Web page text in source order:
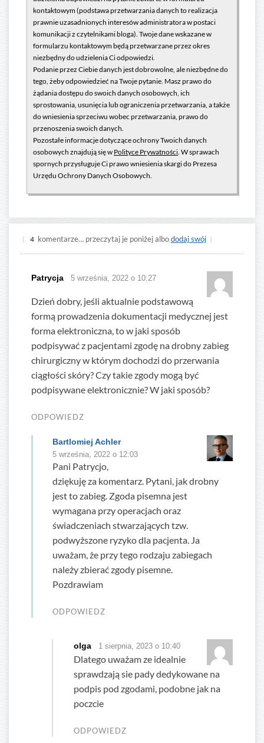
kontaktowym (podstawa przetwarzania danych to realizacja
prawnie uzasadnionych interesów administratora w postaci
komunikacji z czytelnikami bloga). Twoje dane wskazane w
formularzu kontaktowym będą przetwarzane przez okres
niezbędny do udzielenia Ci odpowiedzi.
Podanie przez Ciebie danych jest dobrowolne, ale niezbędne do
tego, żeby odpowiedzieć na Twoje pytanie. Masz prawo do
żądania dostępu do swoich danych osobowych, ich
sprostowania, usunięcia lub ograniczenia przetwarzania, a także
do wniesienia sprzeciwu wobec przetwarzania, prawo do
przenoszenia swoich danych.
Pozostałe informacje dotyczące ochrony Twoich danych
osobowych znajdują się w Polityce Prywatności. W sprawach
spornych przysługuje Ci prawo wniesienia skargi do Prezesa
Urzędu Ochrony Danych Osobowych.
{ 4 komentarze… przeczytaj je poniżej albododaj swój }
Patrycja 5 września, 2022 o 10:27
Dzień dobry, jeśli aktualnie podstawową
formą prowadzenia dokumentacji medycznej jest
forma elektroniczna, to w jaki sposób
podpisywać z pacjentami zgodę na drobny zabieg
chirurgiczny w którym dochodzi do przerwania
ciągłości skóry? Czy takie zgody mogą być
podpisywane elektronicznie? W jaki sposób?
ODPOWIEDZ
Bartlomiej Achler
5 września, 2022 o 12:03
Pani Patrycjo,
dziękuję za komentarz. Pytani, jak drobny
jest to zabieg. Zgoda pisemna jest
wymagana przy operacjach oraz
świadczeniach stwarzających tzw.
podwyższone ryzyko dla pacjenta. Ja
uważam, że przy tego rodzaju zabiegach
należy zbierać zgody pisemne.
Pozdrawiam
ODPOWIEDZ
olga 1 sierpnia, 2023 o 10:40
Dlatego uważam ze idealnie
sprawdzają sie pady dedykowane na
podpis pod zgodami, podobne jak na
poczcie
ODPOWIEDZ